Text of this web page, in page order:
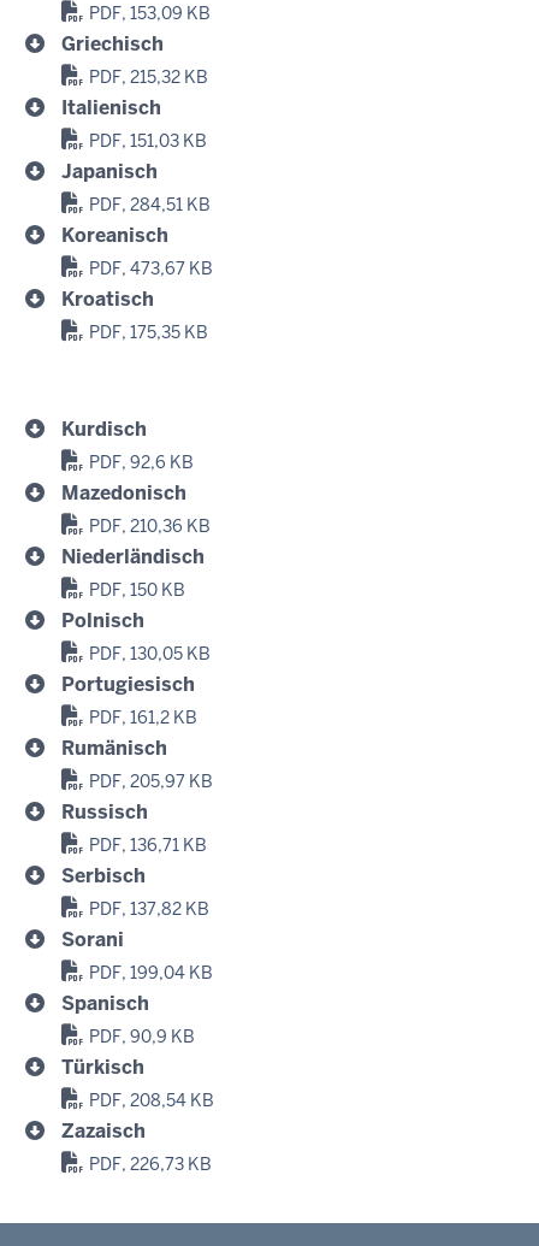
PDF, 153,09 KB
Griechisch
PDF, 215,32 KB
Italienisch
PDF, 151,03 KB
Japanisch
PDF, 284,51 KB
Koreanisch
PDF, 473,67 KB
Kroatisch
PDF, 175,35 KB
Kurdisch
PDF, 92,6 KB
Mazedonisch
PDF, 210,36 KB
Niederländisch
PDF, 150 KB
Polnisch
PDF, 130,05 KB
Portugiesisch
PDF, 161,2 KB
Rumänisch
PDF, 205,97 KB
Russisch
PDF, 136,71 KB
Serbisch
PDF, 137,82 KB
Sorani
PDF, 199,04 KB
Spanisch
PDF, 90,9 KB
Türkisch
PDF, 208,54 KB
Zazaisch
PDF, 226,73 KB